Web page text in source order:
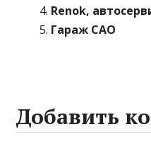
Renok,
Гараж САО
Добавить